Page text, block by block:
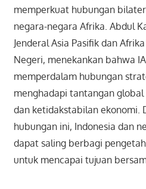
memperkuat hubungan
negara-negara Afrika. Abdul
Jenderal Asia Pasifik dan
Negeri, menekankan bahwa
memperdalam hubungan
menghadapi tantangan
dan ketidakstabilan ekonomi.
hubungan ini, Indonesia dan
dapat saling berbagi
untuk mencapai tujuan